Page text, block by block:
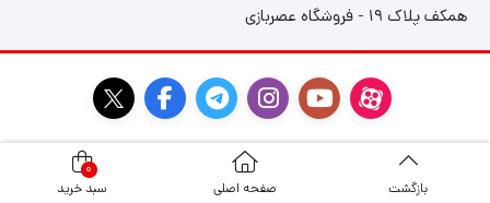
همکف پلاک 19 - فروشگاه عصربازی
بازگشت صفحه اصلی
0
سبد خرید